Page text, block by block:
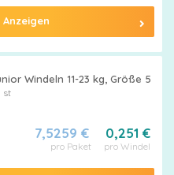
Anzeigen
Windeln 11-23 kg, Größe 5
0,251 €
pro Windel
7,5259 €
pro Paket